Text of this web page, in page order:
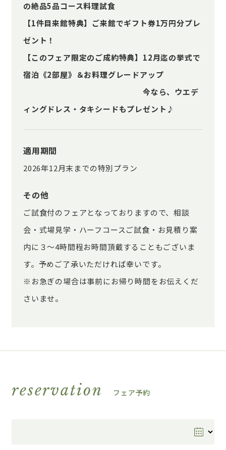
の絶品5品コース料理試食
【1件目来館特典】ご来館でギフト券1万円分プレ
ゼント！
【このフェア限定のご成約特典】12月迄の挙式で
宿泊《2部屋》＆お料理グレードアップ
今なら、ウエデ
ィングドレス・タキシードもプレゼント♪
適用期間
2026年12月末までの特別プラン
その他
ご試食付のフェアとなっておりますので、相談
会・式場見学・ハーフコースご試食・お見積り案
内に３～4時間程お時間頂戴することもございま
す。予めご了承いただければ幸いです。
※お急ぎの場合は事前にお帰り時間をお伝えくだ
さいませ。
reservation フェア予約